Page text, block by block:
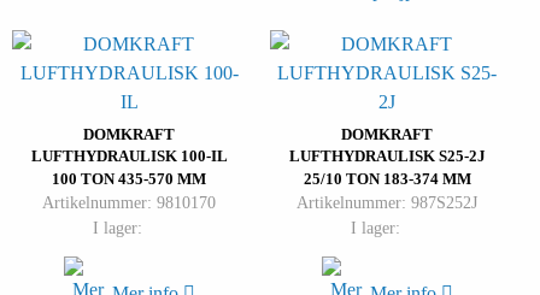
DOMKRAFT
LUFTHYDRAULISK 100-IL
100 TON 435-570 MM
Artikelnummer: 9810170
I lager:
DOMKRAFT
LUFTHYDRAULISK S25-2J
25/10 TON 183-374 MM
Artikelnummer: 987S252J
I lager: